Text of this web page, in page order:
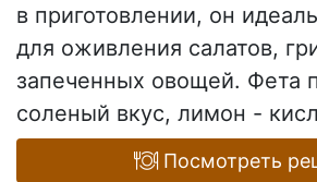
в приготовлении, он
для оживления салатов,
запеченных овощей. Фета
соленый вкус, лимон -
Посмотреть